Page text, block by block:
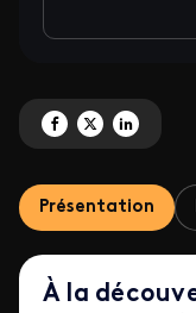
Partagez 'La roue
Partagez 'La roue
Partagez 'La
Présentation
À la